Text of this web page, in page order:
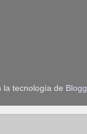
la tecnología de